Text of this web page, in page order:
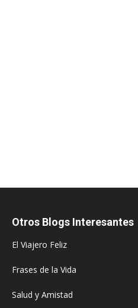
Otros Blogs Interesantes
El Viajero Feliz
Frases de la Vida
Salud y Amistad